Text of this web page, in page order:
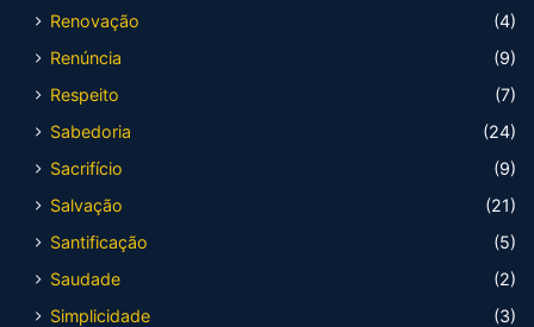
Renovação
(4)
Renúncia
(9)
Respeito
(7)
Sabedoria
(24)
Sacrifício
(9)
Salvação
(21)
Santificação
(5)
Saudade
(2)
Simplicidade
(3)